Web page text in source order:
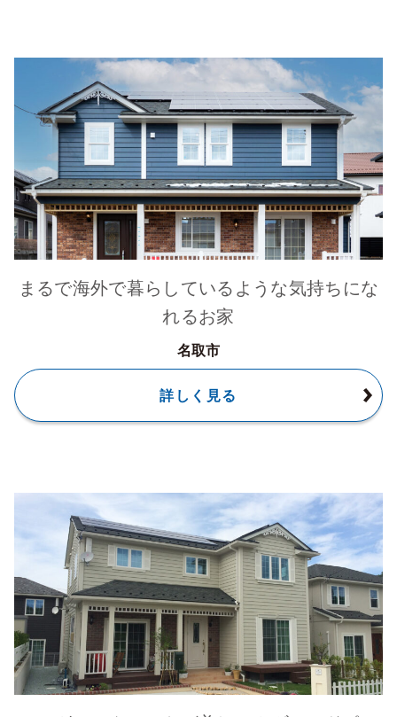
まるで海外で暮らしているような気持ちにな
れるお家
名取市
詳しく見る